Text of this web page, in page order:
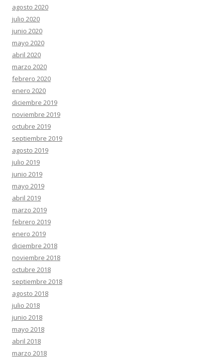
agosto 2020
julio 2020
junio 2020
mayo 2020
abril 2020
marzo 2020
febrero 2020
enero 2020
diciembre 2019
noviembre 2019
octubre 2019
septiembre 2019
agosto 2019
julio 2019
junio 2019
mayo 2019
abril 2019
marzo 2019
febrero 2019
enero 2019
diciembre 2018
noviembre 2018
octubre 2018
septiembre 2018
agosto 2018
julio 2018
junio 2018
mayo 2018
abril 2018
marzo 2018